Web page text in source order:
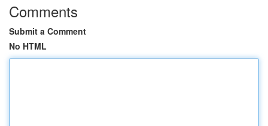
Comments
Submit a Comment
No HTML